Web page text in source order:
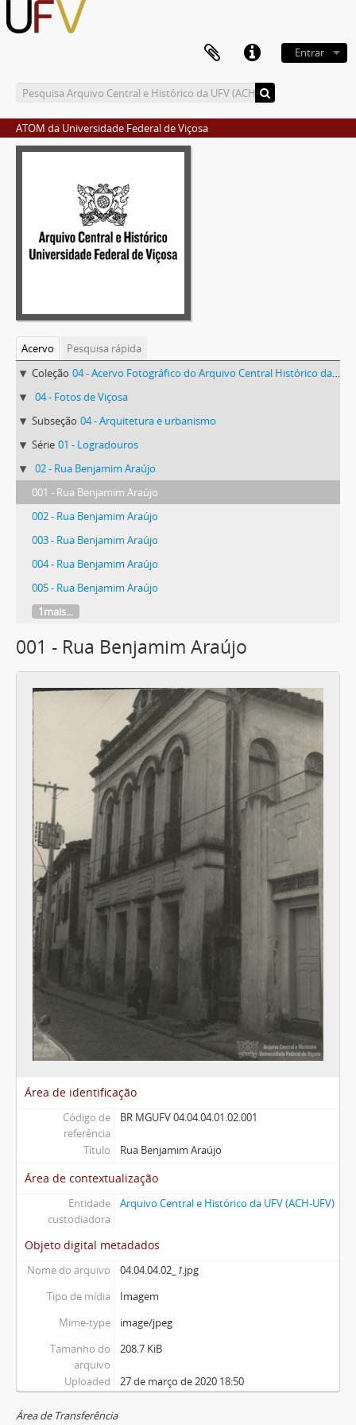
Entrar
ATOM da Universidade Federal de Viçosa
Acervo
Pesquisa rápida
Coleção 04 - Acervo Fotográfico do Arquivo Central Histórico da UFV
04 - Fotos de Viçosa
Subseção 04 - Arquitetura e urbanismo
Série 01 - Logradouros
02 - Rua Benjamim Araújo
001 - Rua Benjamim Araújo
002 - Rua Benjamim Araújo
003 - Rua Benjamim Araújo
004 - Rua Benjamim Araújo
005 - Rua Benjamim Araújo
1mais...
001 - Rua Benjamim Araújo
Área de identificação
Código de
referência
BR MGUFV 04.04.04.01.02.001
Título Rua Benjamim Araújo
Área de contextualização
Entidade
custodiadora
Arquivo Central e Histórico da UFV (ACH-UFV)
Objeto digital metadados
Nome do arquivo 04.04.04.02_ 1.jpg
Tipo de mídia
Imagem
Mime-type
image/jpeg
Tamanho do
arquivo
208.7 KiB
Uploaded 27 de março de 2020 18:50
Área de Transferência